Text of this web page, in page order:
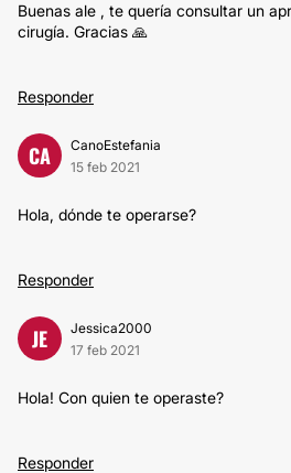
Buenas ale , te quería consultar un
cirugía. Gracias 🙏
Responder
CA
CanoEstefania
15 feb 2021
Hola, dónde te operarse?
Responder
JE
Jessica2000
17 feb 2021
Hola! Con quien te operaste?
Responder